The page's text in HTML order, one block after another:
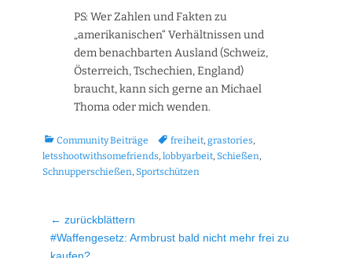
PS: Wer Zahlen und Fakten zu
„amerikanischen“ Verhältnissen und
dem benachbarten Ausland (Schweiz,
Österreich, Tschechien, England)
braucht, kann sich gerne an Michael
Thoma oder mich wenden.
Kategorien
Community Beiträge Tagsfreiheit, grastories,
letsshootwithsomefriends, lobbyarbeit, Schießen,
Schnupperschießen, Sportschützen
Beitragsnavigation
← zurückblättern
Vorheriger
Beitrag:
#Waffengesetz: Armbrust bald nicht mehr frei zu